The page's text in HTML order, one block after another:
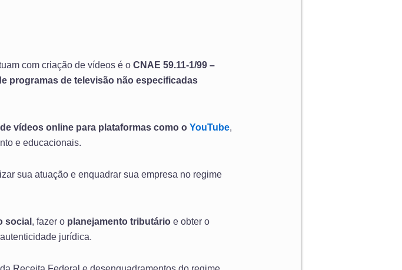
com criação de vídeos é o CNAE 59.11-1/99 –
programas de televisão não especificadas
vídeos online para plataformas como o YouTube,
e educacionais.
sua atuação e enquadrar sua empresa no regime
social , fazer o planejamento tributário e obter o
jurídica.